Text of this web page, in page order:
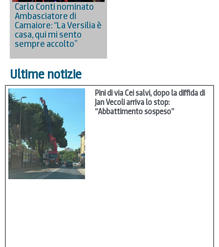
Carlo Conti nominato
Ambasciatore di
Camaiore: “La Versilia è
casa, qui mi sento
sempre accolto”
Ultime notizie
Pini di via Cei salvi, dopo la diffida di
Jan Vecoli arriva lo stop:
“Abbattimento sospeso”